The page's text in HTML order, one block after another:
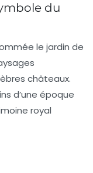
du
le jardin de
châteaux.
d’une époque
royal